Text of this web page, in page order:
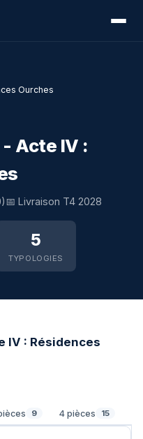
Ourches
- Acte IV :
📅 Livraison T4 2028
5
TYPOLOGIES
IV : Résidences
9 4 pièces 15